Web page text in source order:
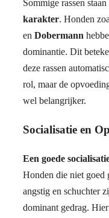
Sommige rassen
karakter. Honden
en Dobermann
dominantie. Dit
deze rassen
rol, maar de
wel belangrijker.
Socialisatie en
Een goede
Honden die niet goed
angstig en schuchter
dominant gedrag.